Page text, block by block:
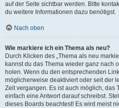
auf der Seite sichtbar werden. Bitte
du weitere Informationen dazu benötigst.
Nach oben
Wie markiere ich ein Thema als neu?
Durch Klicken des „Thema als neu
kannst du das Thema wieder ganz nach
holen. Wenn du den entsprechenden
möglicherweise deaktiviert oder seit der
Zeit vergangen. Es ist auch möglich, das
einfach eine Antwort darauf schreibst.
dieses Boards beachtest! Es wird meist